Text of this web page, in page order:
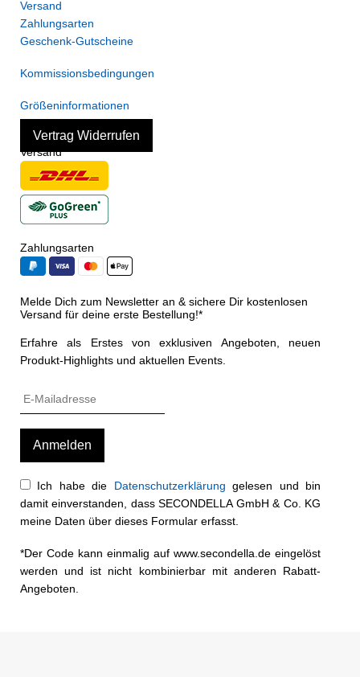
Versand
Zahlungsarten
Geschenk-Gutscheine
Kommissionsbedingungen
Größeninformationen
Vertrag Widerrufen
Versand
Zahlungsarten
Melde Dich zum Newsletter an & sichere Dir kostenlosen
Versand für deine erste Bestellung!*
Erfahre als Erstes von exklusiven Angeboten, neuen
Produkt-Highlights und aktuellen Events.
Ich habe die Datenschutzerklärung gelesen und bin
damit einverstanden, dass SECONDELLA GmbH & Co. KG
meine Daten über dieses Formular erfasst.
*Der Code kann einmalig auf www.secondella.de eingelöst
werden und ist nicht kombinierbar mit anderen Rabatt-
Angeboten.